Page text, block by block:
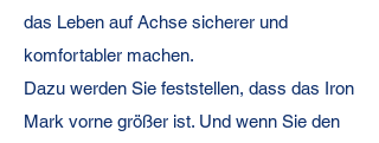
das Leben auf Achse sicherer und
komfortabler machen.
Dazu werden Sie feststellen, dass das Iron
Mark vorne größer ist. Und wenn Sie den